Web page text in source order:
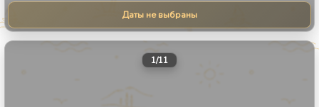
Даты не выбраны
1/11